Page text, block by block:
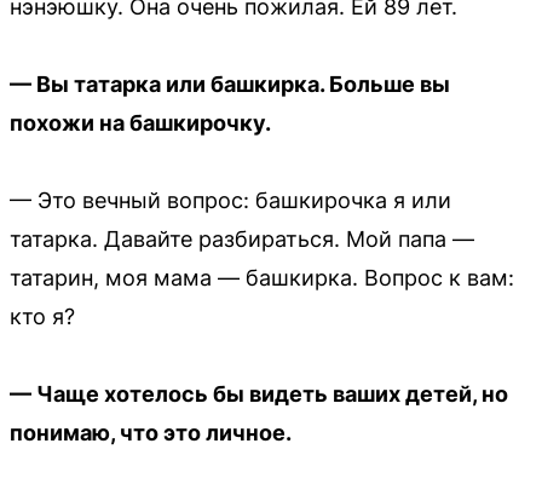
нэнэюшку. Она очень пожилая. Ей 89 лет.
— Вы татарка или башкирка. Больше вы
похожи на башкирочку.
— Это вечный вопрос: башкирочка я или
татарка. Давайте разбираться. Мой папа —
татарин, моя мама — башкирка. Вопрос к вам:
кто я?
— Чаще хотелось бы видеть ваших детей, но
понимаю, что это личное.